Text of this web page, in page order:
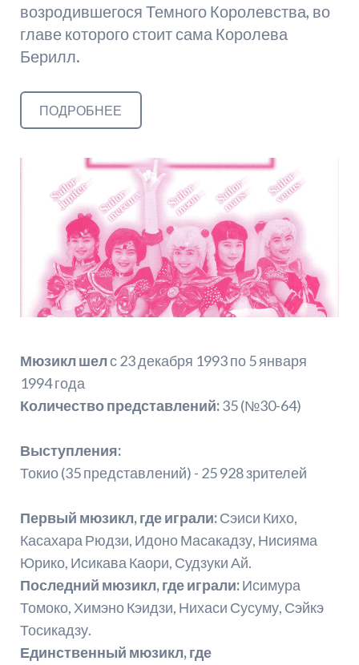
возродившегося Темного Королевства, во
главе которого стоит сама Королева
Берилл.
ПОДРОБНЕЕ
Мюзикл шелс 23 декабря 1993 по 5 января
1994 года
Количество представлений:35 (№30-64)
Выступления:
Токио (35 представлений) - 25 928 зрителей
Первый мюзикл, где играли:Сэиси Кихо,
Касахара Рюдзи, Идоно Масакадзу, Нисияма
Юрико, Исикава Каори, Судзуки Ай.
Последний мюзикл, где играли:Исимура
Томоко, Химэно Кэидзи, Нихаси Сусуму, Сэйкэ
Тосикадзу.
Единственный мюзикл, где